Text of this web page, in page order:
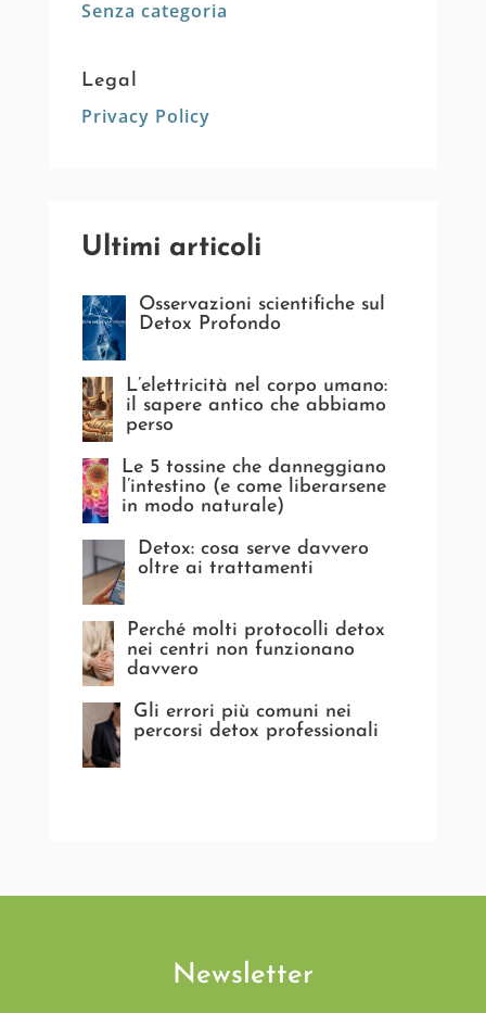
Senza categoria
Legal
Privacy Policy
Ultimi articoli
Osservazioni scientifiche sul
Detox Profondo
L’elettricità nel corpo umano:
il sapere antico che abbiamo
perso
Le 5 tossine che danneggiano
l’intestino (e come liberarsene
in modo naturale)
Detox: cosa serve davvero
oltre ai trattamenti
Perché molti protocolli detox
nei centri non funzionano
davvero
Gli errori più comuni nei
percorsi detox professionali
Newsletter